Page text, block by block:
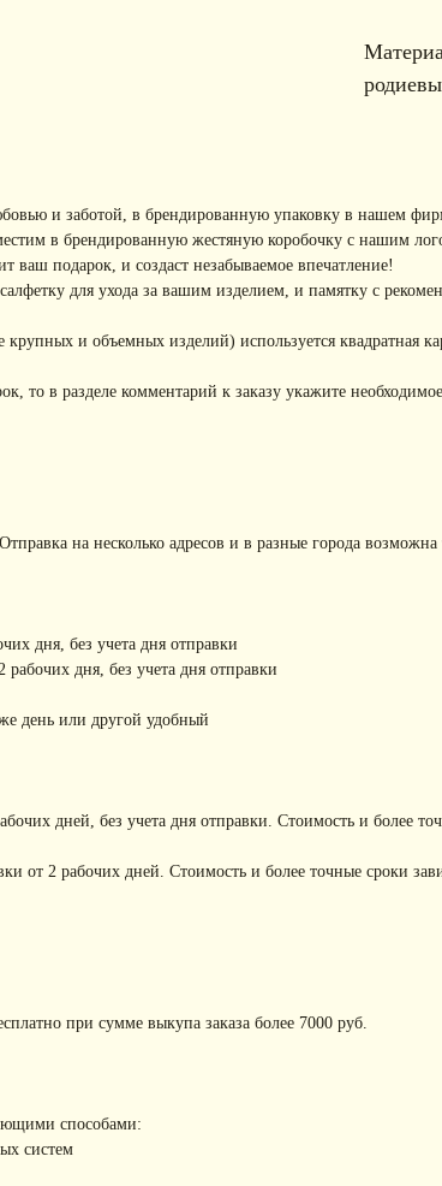
и заботой, в брендированную упаковку в нашем
в брендированную жестяную коробочку с нашим
подарок, и создаст незабываемое впечатление!
для ухода за вашим изделием, и памятку с
и объемных изделий) используется квадратная
то в разделе комментарий к заказу укажите
на несколько адресов и в разные города
дня, без учета дня отправки
дня, без учета дня отправки
день или другой удобный
дней, без учета дня отправки. Стоимость и более
от 2 рабочих дней. Стоимость и более точные сроки
при сумме выкупа заказа более 7000 руб.
способами:
систем